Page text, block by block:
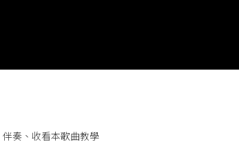
奏、收看本歌曲教學